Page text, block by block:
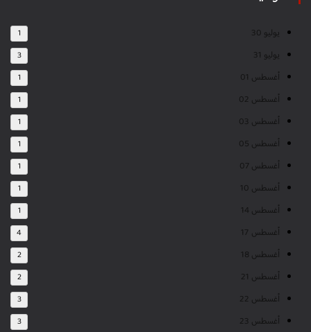
يوليو 30 1
يوليو 31 3
أغسطس 01 1
أغسطس 02 1
أغسطس 03 1
أغسطس 05 1
أغسطس 07 1
أغسطس 10 1
أغسطس 14 1
أغسطس 17 4
أغسطس 18 2
أغسطس 21 2
أغسطس 22 3
أغسطس 23 3